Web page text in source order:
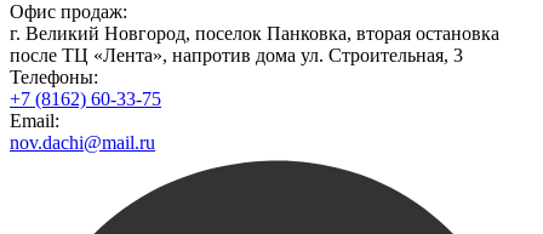
Офис продаж:
г. Великий Новгород, поселок Панковка, вторая остановка
после ТЦ «Лента», напротив дома ул. Строительная, 3
Телефоны:
+7 (8162) 60-33-75
Email:
nov.dachi@mail.ru